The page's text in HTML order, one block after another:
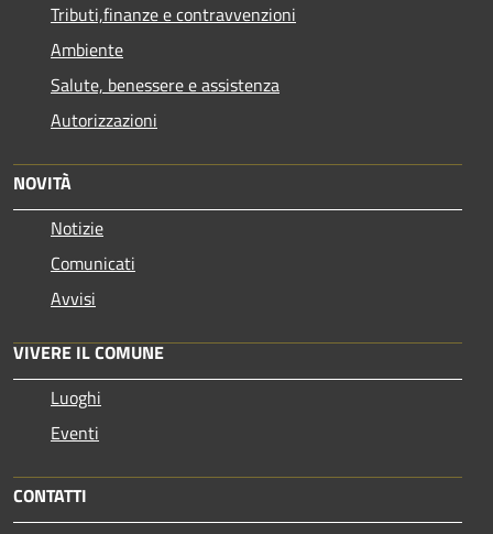
Tributi,finanze e contravvenzioni
Ambiente
Salute, benessere e assistenza
Autorizzazioni
NOVITÀ
Notizie
Comunicati
Avvisi
VIVERE IL COMUNE
Luoghi
Eventi
CONTATTI